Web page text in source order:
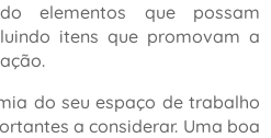
elementos que possam
itens que promovam a
do seu espaço de trabalho
a considerar. Uma boa